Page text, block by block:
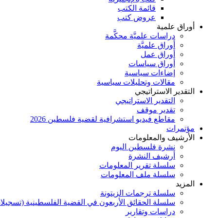
قائمة الكتب
عروض كتب
أوراق علمية
دراسات علميَّة محكَّمة
أوراق علميَّة
أوراق عمل
أوراق سياسات
إضاءات سياسية
مقالات وتحليلات سياسية
التقدير الاستراتيجي
التقدير الاستراتيجي
تقدير موقف
مقاطع فيديو استشرافية لقضية فلسطين 2026
مؤتمرات
الأرشيف والمعلومات
نشرة فلسطين اليوم
أرشيف النشرة
سلسلة تقرير المعلومات
سلسلة ملف المعلومات
المزيد
سلسلة ترجمات الزيتونة
سلسلة الحقائق الأربعون في القضية الفلسطينية
دراسات وتقارير